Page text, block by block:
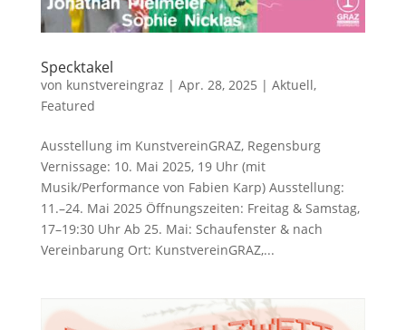
Specktakel
von kunstvereingraz | Apr. 28, 2025 | Aktuell,
Featured
Ausstellung im KunstvereinGRAZ, Regensburg
Vernissage: 10. Mai 2025, 19 Uhr (mit
Musik/Performance von Fabien Karp) Ausstellung:
11.–24. Mai 2025 Öffnungszeiten: Freitag & Samstag,
17–19:30 Uhr Ab 25. Mai: Schaufenster & nach
Vereinbarung Ort: KunstvereinGRAZ,...